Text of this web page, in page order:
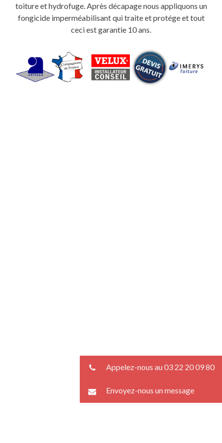
toiture et hydrofuge. Après décapage nous appliquons un
fongicide imperméabilisant qui traite et protége et tout
ceci est garantie 10 ans.
Appelez-nous au 03 22 20 09 80
Envoyez-nous un message